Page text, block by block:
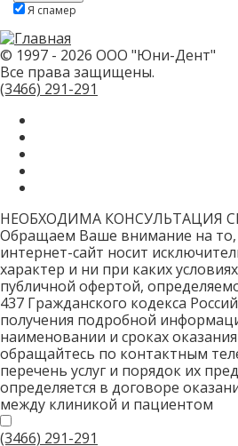
Скажите,
не
заполняйте
это
поле.
CAPTCHA
только
роботов!
Я спамер
© 1997 - 2026 ООО "Юни-Дент"
Все права защищены.
(3466) 291-291
НЕОБХОДИМА КОНСУЛЬТАЦИЯ
Обращаем Ваше внимание на
интернет-сайт носит
характер и ни при каких
публичной офертой,
437 Гражданского кодекса
получения подробной
наименовании и сроках оказания
обращайтесь по контактным
перечень услуг и порядок их
определяется в договоре
между клиникой и пациентом
(3466) 291-291